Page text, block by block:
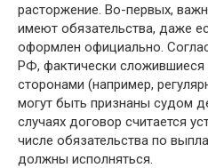
расторжение. Во-первых,
имеют обязательства, даже
оформлен официально.
РФ, фактически
сторонами (например,
могут быть признаны судом
случаях договор считается
числе обязательства по
должны исполняться.